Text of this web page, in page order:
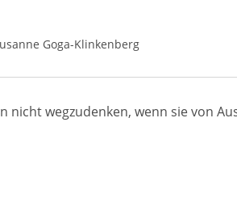
Goga-Klinkenberg
wegzudenken, wenn sie von